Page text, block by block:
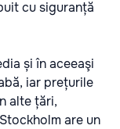
cu siguranță
și în aceeaşi
iar prețurile
alte țări,
are un